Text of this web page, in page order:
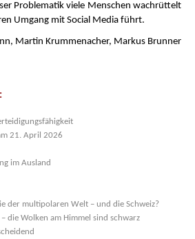
Problematik viele Menschen wachrüttelt
Umgang mit Social Media führt.
Martin Krummenacher, Markus Brunner
21. April 2026
im Ausland
der multipolaren Welt – und die Schweiz?
die Wolken am Himmel sind schwarz